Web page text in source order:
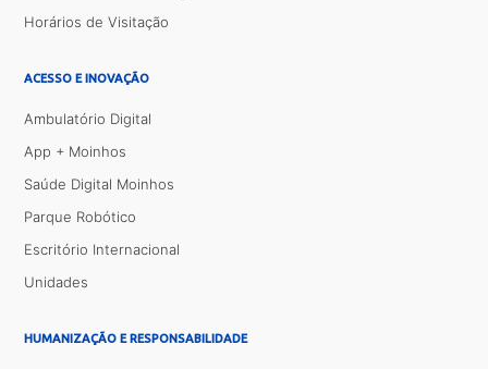
Horários de Visitação
ACESSO E INOVAÇÃO
Ambulatório Digital
App + Moinhos
Saúde Digital Moinhos
Parque Robótico
Escritório Internacional
Unidades
HUMANIZAÇÃO E RESPONSABILIDADE